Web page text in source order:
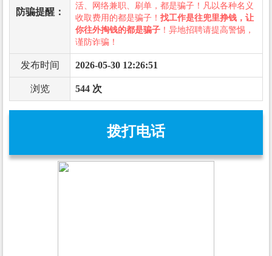
防骗提醒：
活、网络兼职、刷单，都是骗子！凡以各种名义
收取费用的都是骗子！ 找工作是往兜里挣钱，让
你往外掏钱的都是骗子 ！异地招聘请提高警惕，
谨防诈骗！
发布时间 2026-05-30 12:26:51
浏览 544 次
拨打电话